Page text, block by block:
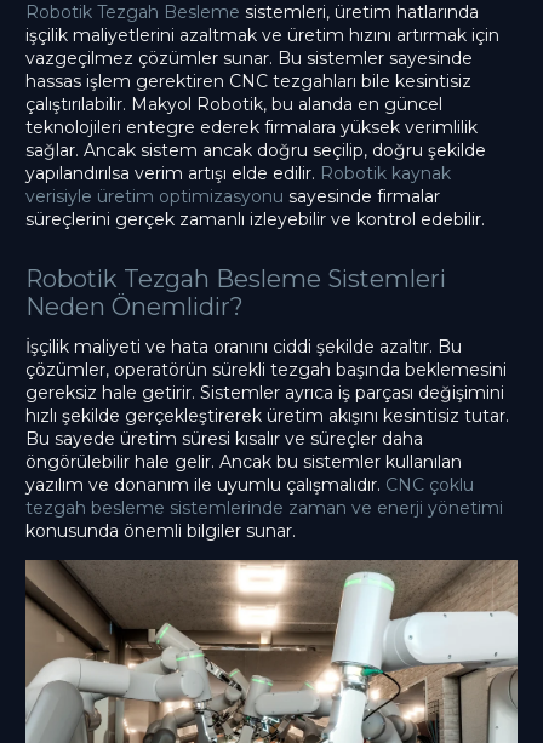
Robotik Tezgah Besleme sistemleri, üretim hatlarında
işçilik maliyetlerini azaltmak ve üretim hızını artırmak için
vazgeçilmez çözümler sunar. Bu sistemler sayesinde
hassas işlem gerektiren CNC tezgahları bile kesintisiz
çalıştırılabilir. Makyol Robotik, bu alanda en güncel
teknolojileri entegre ederek firmalara yüksek verimlilik
sağlar. Ancak sistem ancak doğru seçilip, doğru şekilde
yapılandırılsa verim artışı elde edilir. Robotik kaynak
verisiyle üretim optimizasyonu sayesinde firmalar
süreçlerini gerçek zamanlı izleyebilir ve kontrol edebilir.
Robotik Tezgah Besleme Sistemleri
Neden Önemlidir?
İşçilik maliyeti ve hata oranını ciddi şekilde azaltır. Bu
çözümler, operatörün sürekli tezgah başında beklemesini
gereksiz hale getirir. Sistemler ayrıca iş parçası değişimini
hızlı şekilde gerçekleştirerek üretim akışını kesintisiz tutar.
Bu sayede üretim süresi kısalır ve süreçler daha
öngörülebilir hale gelir. Ancak bu sistemler kullanılan
yazılım ve donanım ile uyumlu çalışmalıdır. CNC çoklu
tezgah besleme sistemlerinde zaman ve enerji yönetimi
konusunda önemli bilgiler sunar.